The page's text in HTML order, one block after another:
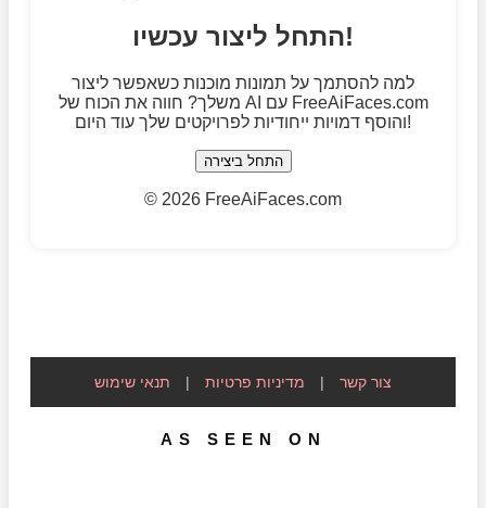
התחל ליצור עכשיו!
למה להסתמך על תמונות מוכנות כשאפשר ליצור
משלך? חווה את הכוח של AI עם FreeAiFaces.com
והוסף דמויות ייחודיות לפרויקטים שלך עוד היום!
התחל ביצירה
© 2026 FreeAiFaces.com
צור קשר | מדיניות פרטיות | תנאי שימוש
AS SEEN ON